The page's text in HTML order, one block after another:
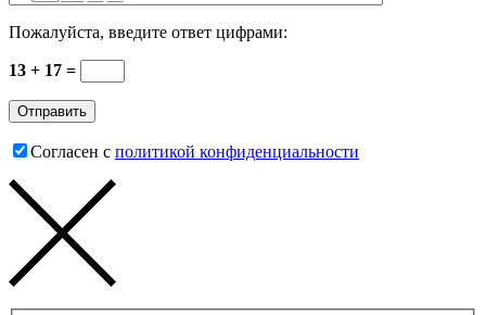
Пожалуйста, введите ответ цифрами:
13 + 17 =
Согласен с политикой конфиденциальности